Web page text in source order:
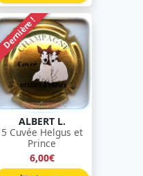
Dernière !
ALBERT L.
5 Cuvée Helgus et
Prince
6,00€